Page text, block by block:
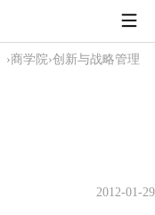
›商学院›创新与战略管理
2012-01-29